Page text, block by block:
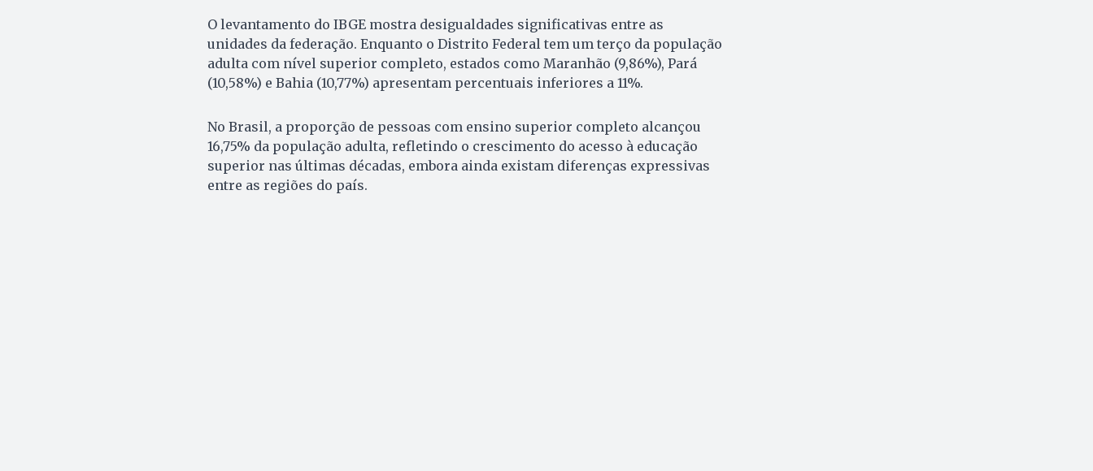
O levantamento do IBGE mostra desigualdades significativas entre as
unidades da federação. Enquanto o Distrito Federal tem um terço da população
adulta com nível superior completo, estados como Maranhão (9,86%), Pará
(10,58%) e Bahia (10,77%) apresentam percentuais inferiores a 11%.
No Brasil, a proporção de pessoas com ensino superior completo alcançou
16,75% da população adulta, refletindo o crescimento do acesso à educação
superior nas últimas décadas, embora ainda existam diferenças expressivas
entre as regiões do país.